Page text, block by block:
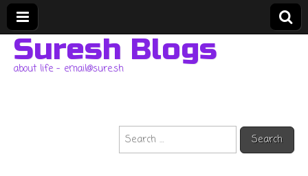
Suresh Blogs
about life – email@sure.sh
Search
for: